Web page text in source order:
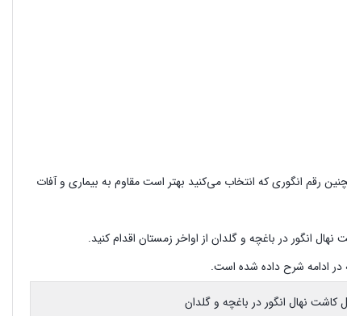
رقم انگوری که انتخاب می‌کنید بهتر است مقاوم به بیماری و آفات
انگور در باغچه و گلدان از اواخر زمستان اقدام کنید.
در ادامه شرح داده شده است.
کاشت نهال انگور در باغچه و گلدان